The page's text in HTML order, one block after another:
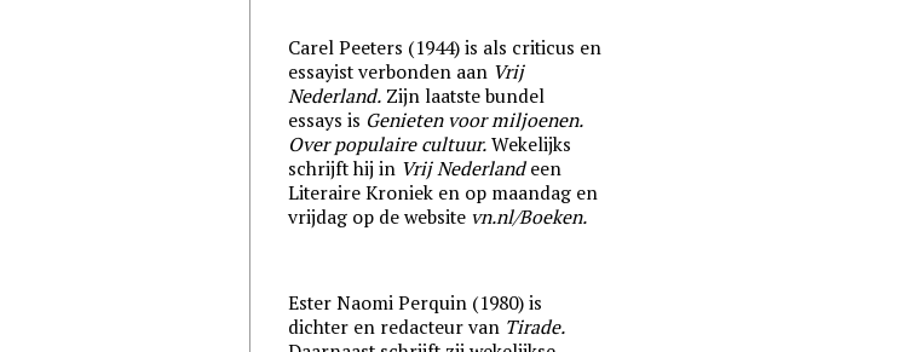
Carel Peeters (1944) is als criticus en
essayist verbonden aan Vrij
Nederland. Zijn laatste bundel
essays is Genieten voor miljoenen.
Over populaire cultuur. Wekelijks
schrijft hij in Vrij Nederlandeen
Literaire Kroniek en op maandag en
vrijdag op de website vn.nl/Boeken.
Ester Naomi Perquin (1980) is
dichter en redacteur van Tirade.